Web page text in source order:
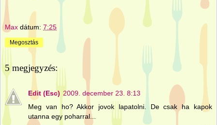
Max dátum: 7:25
Megosztás
5 megjegyzés:
Edit (Esc) 2009. december 23. 8:13
Meg van ho? Akkor jovok lapatolni. De csak ha kapok
utanna egy poharral...